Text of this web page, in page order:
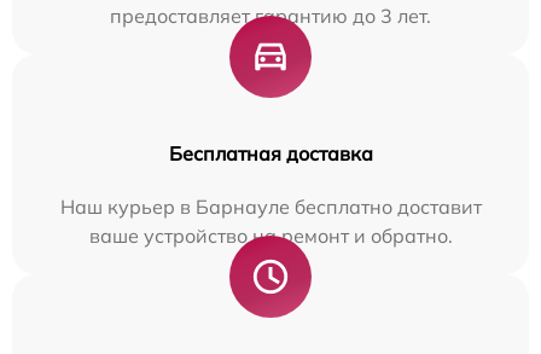
предоставляет гарантию до 3 лет.
Бесплатная доставка
Наш курьер в Барнауле бесплатно доставит
ваше устройство на ремонт и обратно.